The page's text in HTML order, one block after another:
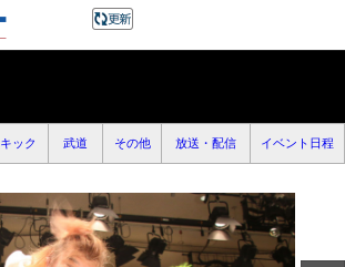
キック 武道 その他 放送・配信 イベント日程